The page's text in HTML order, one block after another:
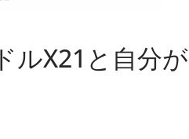
ルX21と自分が